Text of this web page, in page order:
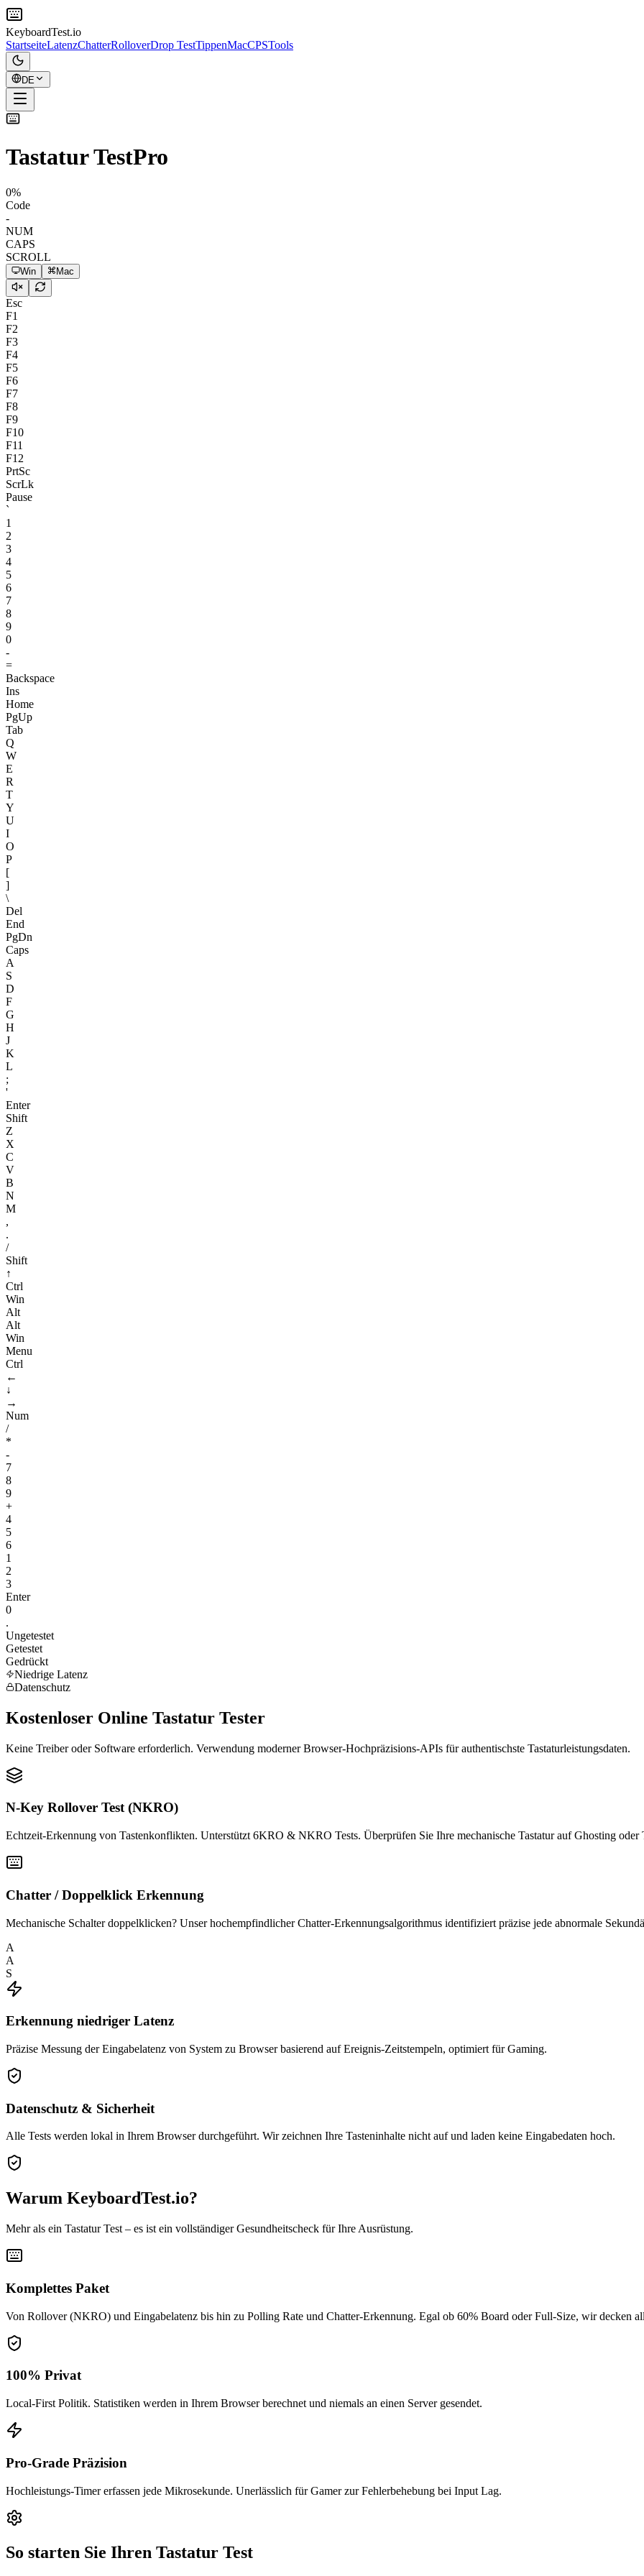
KeyboardTest.io
StartseiteLatenzChatterRolloverDrop TestTippenMacCPSTools
DE
Tastatur TestPro
0%
Code
-
NUM
CAPS
SCROLL
Win Mac
Esc
F1
F2
F3
F4
F5
F6
F7
F8
F9
F10
F11
F12
PrtSc
ScrLk
Pause
`
1
2
3
4
5
6
7
8
9
0
-
=
Backspace
Ins
Home
PgUp
Tab
Q
W
E
R
T
Y
U
I
O
P
[
]
\
Del
End
PgDn
Caps
A
S
D
F
G
H
J
K
L
;
'
Enter
Shift
Z
X
C
V
B
N
M
,
.
/
Shift
↑
Ctrl
Win
Alt
Alt
Win
Menu
Ctrl
←
↓
→
Num
/
*
-
7
8
9
+
4
5
6
1
2
3
Enter
0
.
Ungetestet
Getestet
Gedrückt
Niedrige Latenz
Datenschutz
Kostenloser Online Tastatur Tester
Keine Treiber oder Software erforderlich. Verwendung moderner Browser-Hochpräzisions-APIs für authentischste Tastaturleistungsdaten.
N-Key Rollover Test (NKRO)
Echtzeit-Erkennung von Tastenkonflikten. Unterstützt 6KRO & NKRO Tests. Überprüfen Sie Ihre mechanische Tastatur auf Ghosting oder
Chatter / Doppelklick Erkennung
Mechanische Schalter doppelklicken? Unser hochempfindlicher Chatter-Erkennungsalgorithmus identifiziert präzise jede abnormale
A
A
S
Erkennung niedriger Latenz
Präzise Messung der Eingabelatenz von System zu Browser basierend auf Ereignis-Zeitstempeln, optimiert für Gaming.
Datenschutz & Sicherheit
Alle Tests werden lokal in Ihrem Browser durchgeführt. Wir zeichnen Ihre Tasteninhalte nicht auf und laden keine Eingabedaten hoch.
Warum KeyboardTest.io?
Mehr als ein Tastatur Test – es ist ein vollständiger Gesundheitscheck für Ihre Ausrüstung.
Komplettes Paket
Von Rollover (NKRO) und Eingabelatenz bis hin zu Polling Rate und Chatter-Erkennung. Egal ob 60% Board oder Full-Size, wir decken
100% Privat
Local-First Politik. Statistiken werden in Ihrem Browser berechnet und niemals an einen Server gesendet.
Pro-Grade Präzision
Hochleistungs-Timer erfassen jede Mikrosekunde. Unerlässlich für Gamer zur Fehlerbehebung bei Input Lag.
So starten Sie Ihren Tastatur Test